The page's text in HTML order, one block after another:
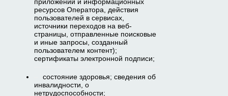
ресурсов Оператора, действия
пользователей в сервисах,
источники переходов на веб-
страницы, отправленные поисковые
и иные запросы, созданный
пользователем контент);
сертификаты электронной подписи;
состояние здоровья; сведения об
инвалидности, о
нетрудоспособности;